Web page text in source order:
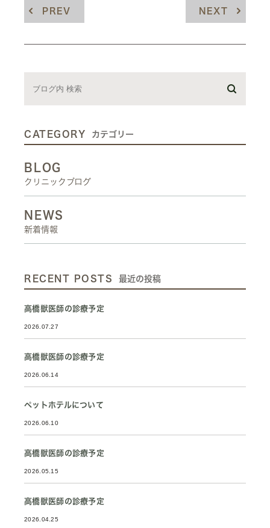
PREV NEXT
CATEGORY カテゴリー
BLOG
クリニックブログ
NEWS
新着情報
RECENT POSTS 最近の投稿
高橋獣医師の診療予定
2026.07.27
高橋獣医師の診療予定
2026.06.14
ペットホテルについて
2026.06.10
高橋獣医師の診療予定
2026.05.15
高橋獣医師の診療予定
2026.04.25